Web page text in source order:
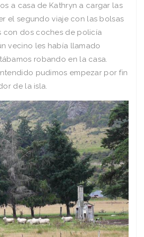
a casa de Kathryn a cargar las
el segundo viaje con las bolsas
con dos coches de policía
vecino les había llamado
robando en la casa.
pudimos empezar por fin
de la isla.